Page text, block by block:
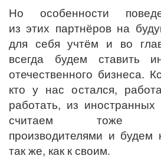
Но особенности
из этих партнёров на
для себя учтём и во
всегда будем ставить
отечественного бизнеса.
кто у нас остался,
работать, из
считаем тоже
производителями и будем
так же, как к своим.